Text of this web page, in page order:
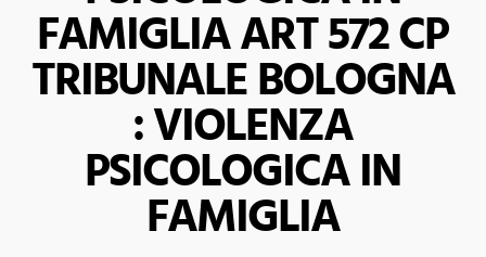
FAMIGLIA ART 572 CP
TRIBUNALE BOLOGNA
: VIOLENZA
PSICOLOGICA IN
FAMIGLIA